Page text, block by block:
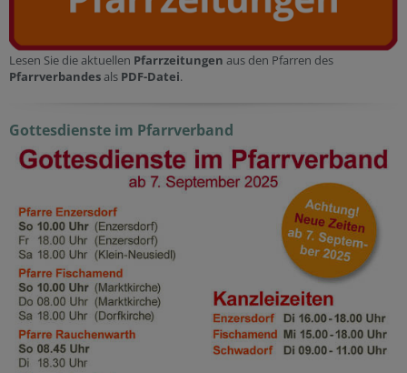
Lesen Sie die aktuellen Pfarrzeitungen aus den Pfarren des
Pfarrverbandesals PDF-Datei.
Gottesdienste im Pfarrverband